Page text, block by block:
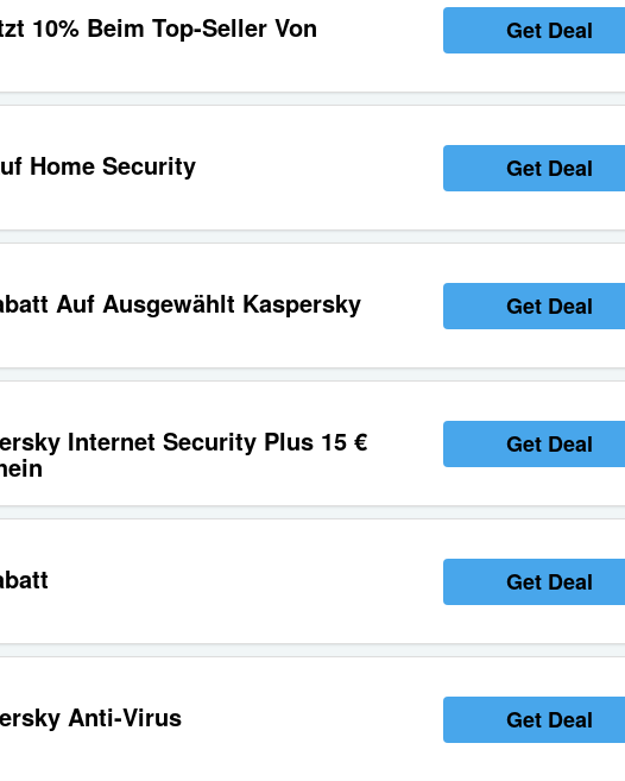
10% Beim Top-Seller Von Get Deal
Home Security Get Deal
Auf Ausgewählt Kaspersky Get Deal
Internet Security Plus 15 € Get Deal
Get Deal
Anti-Virus Get Deal